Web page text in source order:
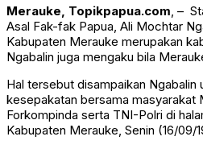
Merauke, Topikpapua.com, –
Asal Fak-fak Papua, Ali Mochtar
Kabupaten Merauke merupakan
Ngabalin juga mengaku bila
Hal tersebut disampaikan Ngabalin
kesepakatan bersama masyarakat
Forkompinda serta TNI-Polri di
Kabupaten Merauke, Senin (16/09/